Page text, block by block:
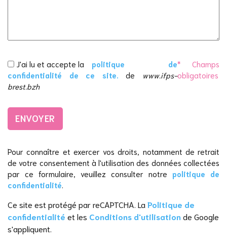
J'ai lu et accepte la
politique de
confidentialité de ce site. de www.ifps-
brest.bzh
* Champs
obligatoires
Pour connaître et exercer vos droits, notamment de retrait
de votre consentement à l'utilisation des données collectées
par ce formulaire, veuillez consulter notre politique de
confidentialité.
Ce site est protégé par reCAPTCHA. La Politique de
confidentialité et les Conditions d'utilisationde Google
s'appliquent.